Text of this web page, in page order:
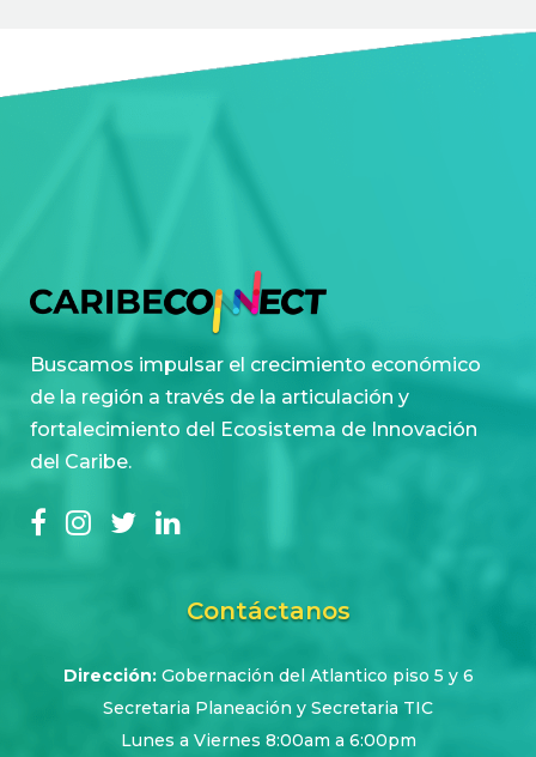
Buscamos impulsar el crecimiento económico
de la región a través de la articulación y
fortalecimiento del Ecosistema de Innovación
del Caribe.
Contáctanos
Dirección:Gobernación del Atlantico piso 5 y 6
Secretaria Planeación y Secretaria TIC
Lunes a Viernes 8:00am a 6:00pm